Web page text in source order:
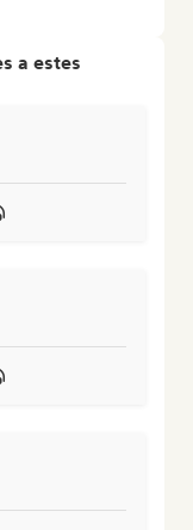
a estes